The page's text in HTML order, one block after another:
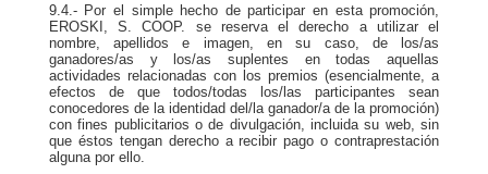
9.4.- Por el simple hecho de participar en esta promoción,
EROSKI, S. COOP. se reserva el derecho a utilizar el
nombre, apellidos e imagen, en su caso, de los/as
ganadores/as y los/as suplentes en todas aquellas
actividades relacionadas con los premios (esencialmente, a
efectos de que todos/todas los/las participantes sean
conocedores de la identidad del/la ganador/a de la promoción)
con fines publicitarios o de divulgación, incluida su web, sin
que éstos tengan derecho a recibir pago o contraprestación
alguna por ello.